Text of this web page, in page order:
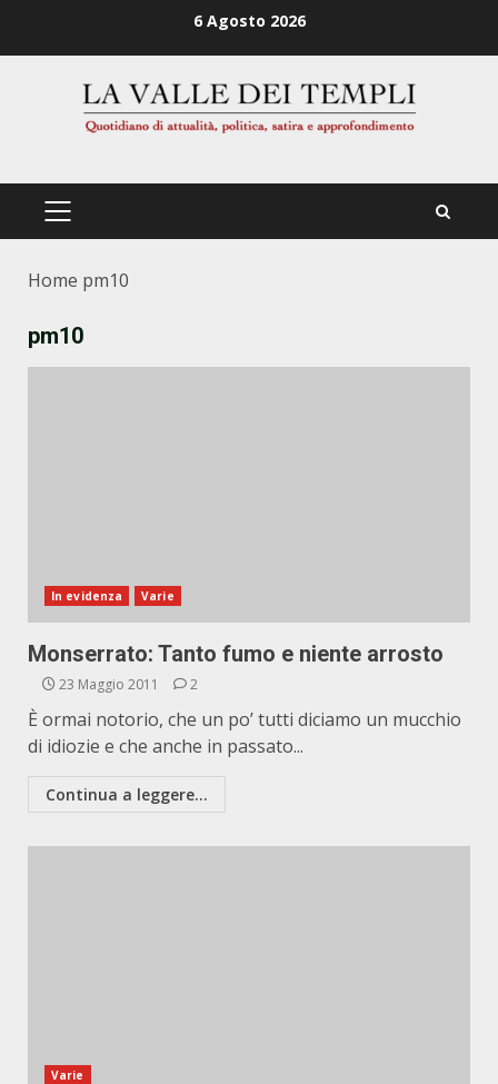
6 Agosto 2026
PRIMÄRES
Home pm10
pm10
In evidenza Varie
Monserrato: Tanto fumo e niente arrosto
23 Maggio 2011 2
È ormai notorio, che un po’ tutti diciamo un mucchio
di idiozie e che anche in passato...
Continua a leggere...
Varie